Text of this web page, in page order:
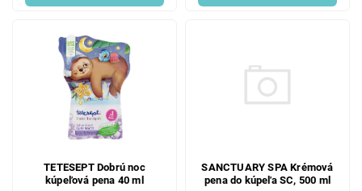
TETESEPT Dobrú noc
kúpeľová pena 40 ml
SANCTUARY SPA Krémová
pena do kúpeľa SC, 500 ml